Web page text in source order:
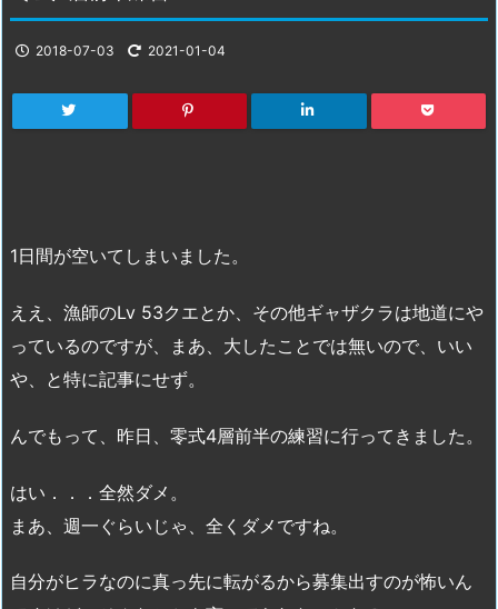
2018-07-03 2021-01-04
1日間が空いてしまいました。
ええ、漁師のLv 53クエとか、その他ギャザクラは地道にや
っているのですが、まあ、大したことでは無いので、いい
や、と特に記事にせず。
んでもって、昨日、零式4層前半の練習に行ってきました。
はい．．．全然ダメ。
まあ、週一ぐらいじゃ、全くダメですね。
自分がヒラなのに真っ先に転がるから募集出すのが怖いん